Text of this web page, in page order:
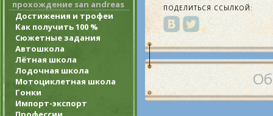
прохождение san andreas
Достижения и трофеи
Как получить 100 %
Сюжетные задания
Автошкола
Лётная школа
Лодочная школа
Мотоциклетная школа
Гонки
Импорт-экспорт
ПОДЕЛИТЬСЯ ССЫЛКОЙ: